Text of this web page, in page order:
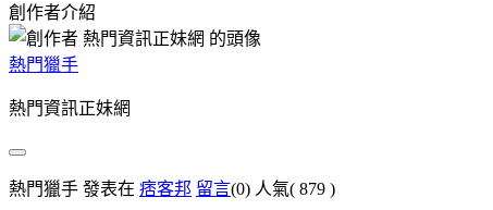
創作者介紹
熱門獵手
熱門資訊正妹網
熱門獵手 發表在 痞客邦 留言(0) 人氣( 879 )